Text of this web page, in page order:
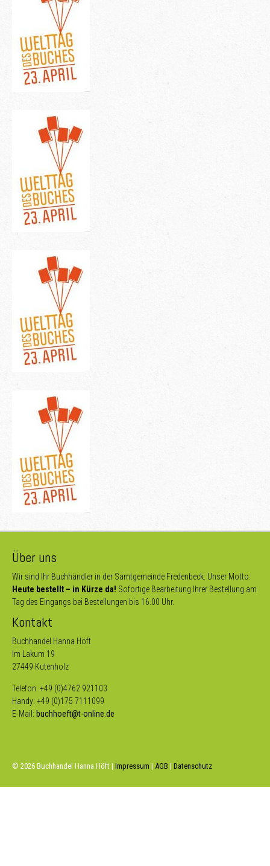
Über uns
Wir sind Ihr Buchhändler in der Samtgemeinde Fredenbeck. Unser Motto:
Heute bestellt – in Kürze da! Sofortige Bearbeitung Ihrer Bestellung am
Tag des Eingangs bei Bestellungen bis 16.00 Uhr.
Kontakt
Buchhandel Hanna Höft
Im Lakum 19
27449 Kutenholz
Telefon: +49 (0)4762 921103
Handy: +49 (0)175 7111099
E-Mail: buchhoeft@t-online.de
© 2026 Buchhandel Hanna Höft | Impressum | AGB | Datenschutz